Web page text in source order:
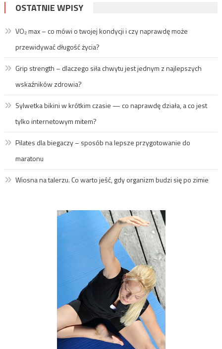
OSTATNIE WPISY
VO₂ max – co mówi o twojej kondycji i czy naprawdę może
przewidywać długość życia?
Grip strength – dlaczego siła chwytu jest jednym z najlepszych
wskaźników zdrowia?
Sylwetka bikini w krótkim czasie — co naprawdę działa, a co jest
tylko internetowym mitem?
Pilates dla biegaczy – sposób na lepsze przygotowanie do
maratonu
Wiosna na talerzu. Co warto jeść, gdy organizm budzi się po zimie